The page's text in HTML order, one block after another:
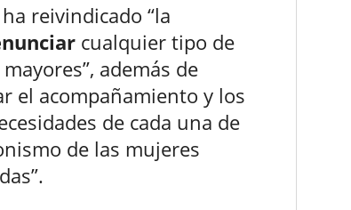
reivindicado “la
cualquier tipo de
además de
el acompañamiento y los
de cada una de
de las mujeres